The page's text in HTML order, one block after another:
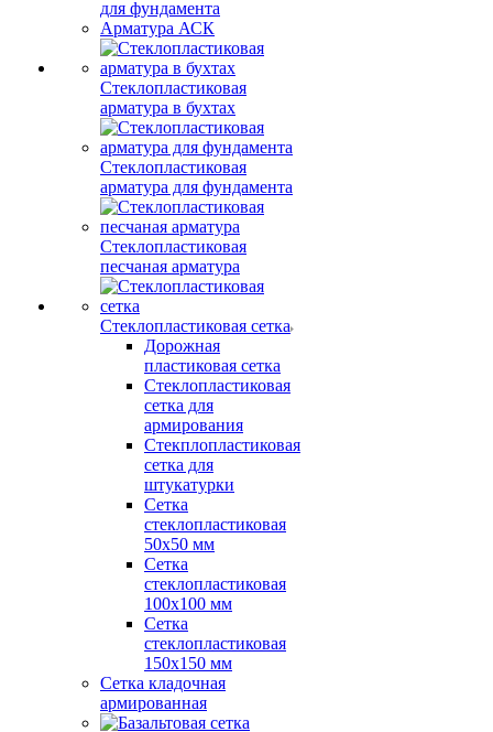
для фундамента
Арматура АСК
Стеклопластиковая
арматура в бухтах
Стеклопластиковая
арматура для фундамента
Стеклопластиковая
песчаная арматура
Стеклопластиковая сетка
Дорожная
пластиковая сетка
Стеклопластиковая
сетка для
армирования
Стекплопластиковая
сетка для
штукатурки
Сетка
стеклопластиковая
50x50 мм
Сетка
стеклопластиковая
100x100 мм
Сетка
стеклопластиковая
150x150 мм
Сетка кладочная
армированная